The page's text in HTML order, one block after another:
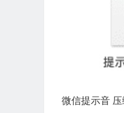
微信提示音